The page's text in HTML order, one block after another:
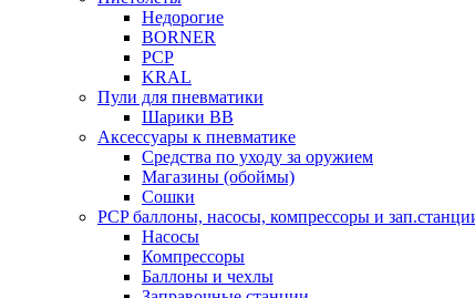
Недорогие
BORNER
PCP
KRAL
Пули для пневматики
Шарики BB
Аксессуары к пневматике
Средства по уходу за оружием
Магазины (обоймы)
Сошки
PCP баллоны, насосы, компрессоры и
Насосы
Компрессоры
Баллоны и чехлы